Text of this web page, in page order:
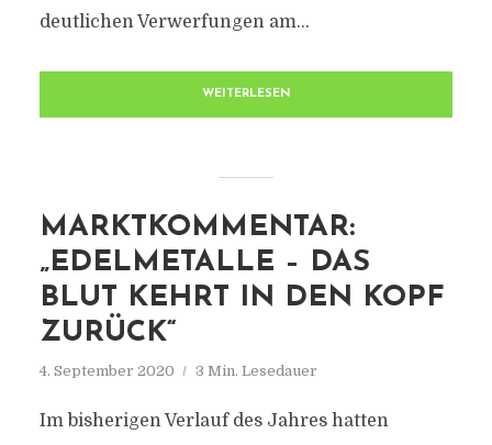
deutlichen Verwerfungen am...
WEITERLESEN
MARKTKOMMENTAR:
„EDELMETALLE – DAS
BLUT KEHRT IN DEN KOPF
ZURÜCK“
4. September 2020 3 Min. Lesedauer
Im bisherigen Verlauf des Jahres hatten